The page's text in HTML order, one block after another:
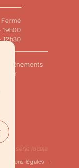
Fermé
19h00
12h30
Événements
Pâtisserie locale
Mentions légales
-